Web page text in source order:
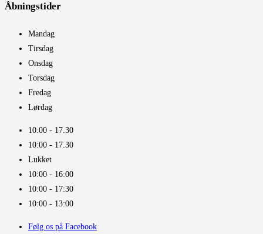
Åbningstider​
Mandag
Tirsdag
Onsdag
Torsdag
Fredag
Lørdag
10:00 - 17.30​
10:00 - 17.30​
Lukket
10:00 - 16:00​
10:00 - 17:30
10:00 - 13:00
Følg os på Facebook